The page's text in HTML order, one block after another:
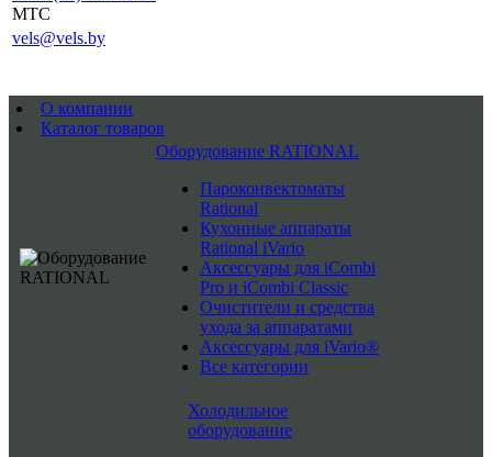
MTC
vels@vels.by
О компании
Каталог товаров
Оборудование RATIONAL
Пароконвектоматы
Rational
Кухонные аппараты
Rational iVario
Аксессуары для iCombi
Pro и iCombi Classic
Очистители и средства
ухода за аппаратами
Аксессуары для iVario®
Все категории
Холодильное
оборудование